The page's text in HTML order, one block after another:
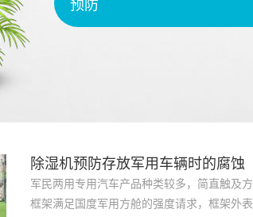
除湿机预防存放军用车辆时的腐蚀
军民两用专用汽车产品种类较多，简直触及
框架满足国度军用方舱的强度请求，框架外